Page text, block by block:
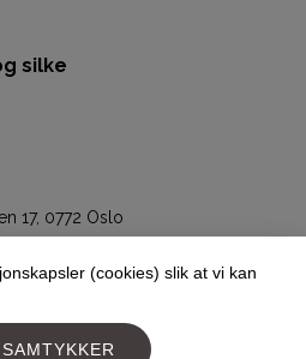
silke
17, 0772 Oslo
(cookies) slik at vi kan